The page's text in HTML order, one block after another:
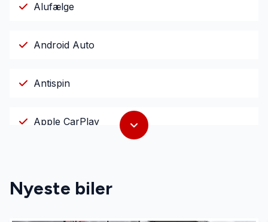
Alufælge
Android Auto
Antispin
Apple CarPlay
Automatisk lys
Nyeste biler